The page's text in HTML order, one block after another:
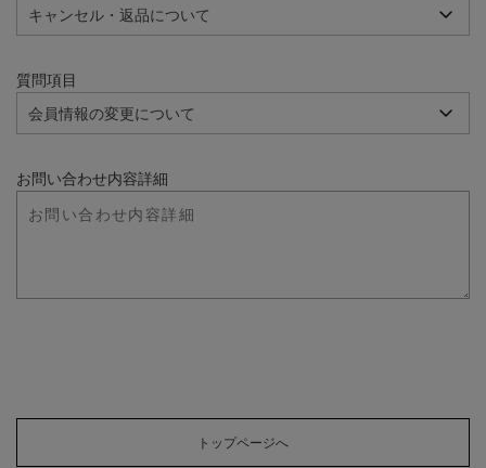
質問項目
お問い合わせ内容詳細
トップページへ